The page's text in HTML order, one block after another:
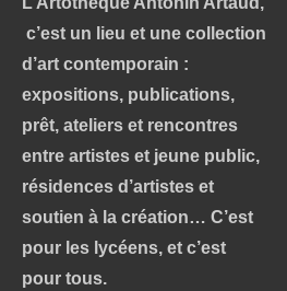
c’est un lieu et une collection
d’art contemporain :
expositions, publications,
prêt, ateliers et rencontres
entre artistes et jeune public,
résidences d’artistes et
soutien à la création… C’est
pour les lycéens, et c’est
pour tous.